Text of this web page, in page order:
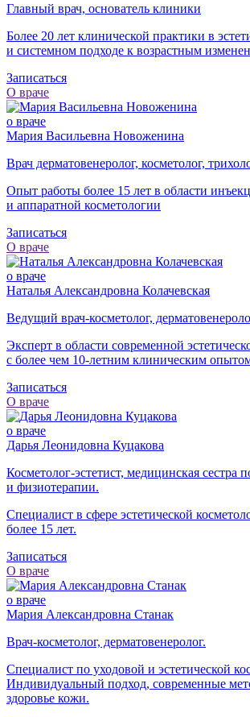
Главный врач, основатель клиники
Более 20 лет клинической практики в
и системном подходе к возрастным
Записаться
О враче
о враче
Мария Васильевна Новоженина
Врач дерматовенеролог, косметолог,
Опыт работы более 15 лет в области
и аппаратной косметологии
Записаться
О враче
о враче
Наталья Александровна Колачевская
Ведущий врач-косметолог,
Эксперт в области современной
с более чем 10-летним клиническим
Записаться
О враче
о враче
Дарья Леонидовна Куцакова
Косметолог-эстетист, медицинская сестра
и физиотерапии.
Специалист в сфере эстетической
более 15 лет.
Записаться
О враче
о враче
Мария Александровна Станак
Врач-косметолог, дерматовенеролог.
Специалист по уходовой и эстетической
Индивидуальный подход, современные
здоровье кожи.